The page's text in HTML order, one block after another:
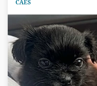
CÃES